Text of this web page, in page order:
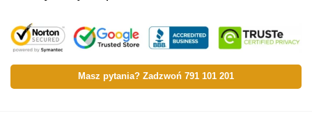
Masz pytania? Zadzwoń 791 101 201